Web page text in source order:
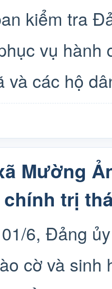
kiểm tra
vụ hành
và các hộ
Mường
trị
6, Đảng
cờ và sinh